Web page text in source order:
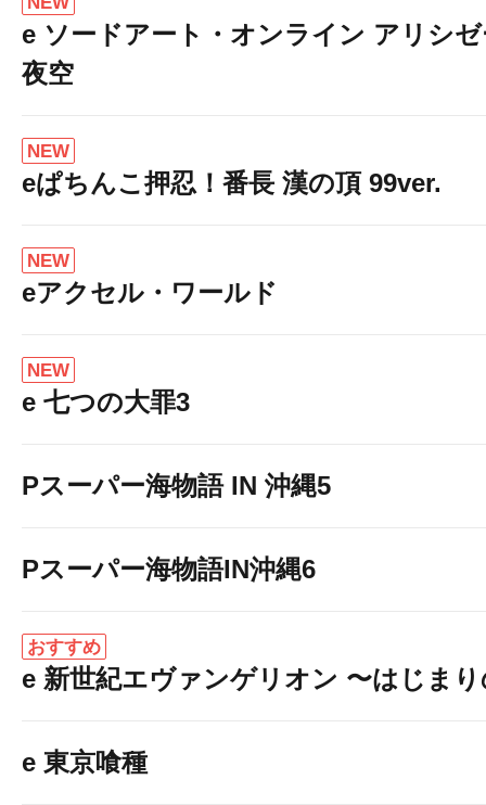
e ソードアート・オンライン アリシ
夜空
NEW
eぱちんこ押忍！番長 漢の頂 99ver.
NEW
eアクセル・ワールド
NEW
e 七つの大罪3
Pスーパー海物語 IN 沖縄5
Pスーパー海物語IN沖縄6
おすすめ
e 新世紀エヴァンゲリオン 〜はじま
e 東京喰種